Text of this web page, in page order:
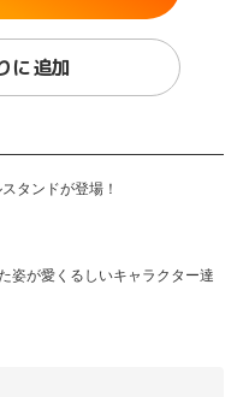
に追加
タンドが登場！
姿が愛くるしいキャラクター達